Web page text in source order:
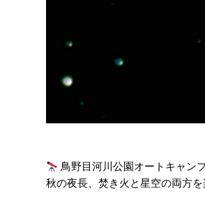
鳥野目河川公園オートキャン
秋の夜長、焚き火と星空の両方を